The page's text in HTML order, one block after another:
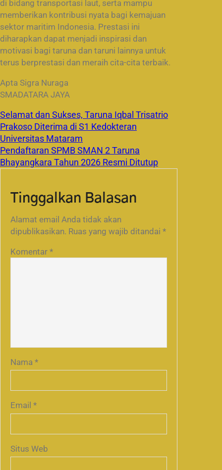
di bidang transportasi laut, serta mampu
memberikan kontribusi nyata bagi kemajuan
sektor maritim Indonesia. Prestasi ini
diharapkan dapat menjadi inspirasi dan
motivasi bagi taruna dan taruni lainnya untuk
terus berprestasi dan meraih cita-cita terbaik.
Apta Sigra Nuraga
SMADATARA JAYA
Selamat dan Sukses, Taruna Iqbal Trisatrio
Prakoso Diterima di S1 Kedokteran
Universitas Mataram
Pendaftaran SPMB SMAN 2 Taruna
Bhayangkara Tahun 2026 Resmi Ditutup
Tinggalkan Balasan
Alamat email Anda tidak akan
dipublikasikan. Ruas yang wajib ditandai *
Komentar *
Nama *
Email *
Situs Web